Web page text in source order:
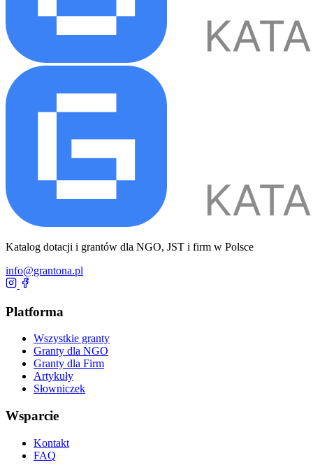
Katalog dotacji i grantów dla NGO, JST i firm w Polsce
info@grantona.pl
Platforma
Wszystkie granty
Granty dla NGO
Granty dla Firm
Artykuły
Słowniczek
Wsparcie
Kontakt
FAQ